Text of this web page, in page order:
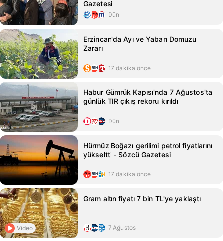
Gazetesi
Dün
Erzincan'da Ayı ve Yaban Domuzu
Zararı
17 dakika önce
Habur Gümrük Kapısı'nda 7 Ağustos'ta
günlük TIR çıkış rekoru kırıldı
Dün
Hürmüz Boğazı gerilimi petrol fiyatlarını
yükseltti - Sözcü Gazetesi
17 dakika önce
Video
Gram altın fiyatı 7 bin TL'ye yaklaştı
7 Ağustos